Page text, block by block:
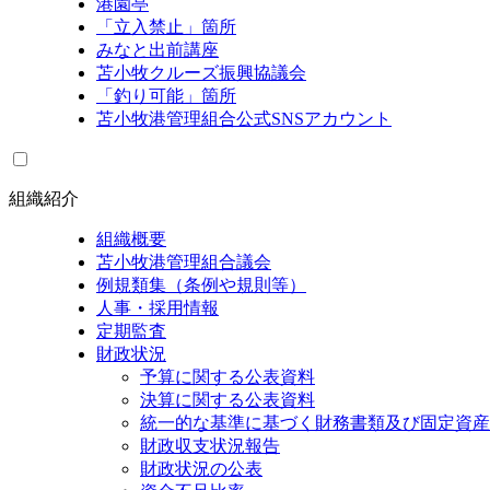
港園亭
「立入禁止」箇所
みなと出前講座
苫小牧クルーズ振興協議会
「釣り可能」箇所
苫小牧港管理組合公式SNSアカウント
組織紹介
組織概要
苫小牧港管理組合議会
例規類集（条例や規則等）
人事・採用情報
定期監査
財政状況
予算に関する公表資料
決算に関する公表資料
統一的な基準に基づく財務書類及び固定資
財政収支状況報告
財政状況の公表